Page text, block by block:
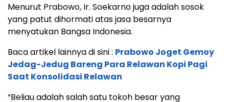
Menurut Prabowo, Ir. Soekarno juga adalah sosok
yang patut dihormati atas jasa besarnya
menyatukan Bangsa Indonesia.
Baca artikel lainnya di sini : Prabowo Joget Gemoy
Jedag-Jedug Bareng Para Relawan Kopi Pagi
Saat Konsolidasi Relawan
“Beliau adalah salah satu tokoh besar yang